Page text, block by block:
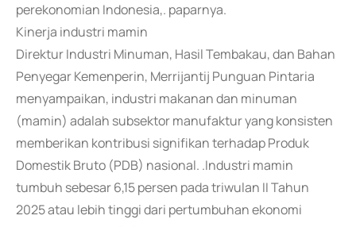
perekonomian Indonesia,. paparnya.
Kinerja industri mamin
Direktur Industri Minuman, Hasil Tembakau, dan Bahan
Penyegar Kemenperin, Merrijantij Punguan Pintaria
menyampaikan, industri makanan dan minuman
(mamin) adalah subsektor manufaktur yang konsisten
memberikan kontribusi signifikan terhadap Produk
Domestik Bruto (PDB) nasional. .Industri mamin
tumbuh sebesar 6,15 persen pada triwulan II Tahun
2025 atau lebih tinggi dari pertumbuhan ekonomi